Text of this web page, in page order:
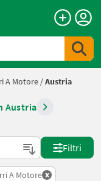
A Motore /Austria
Austria
Filtri
A Motore x